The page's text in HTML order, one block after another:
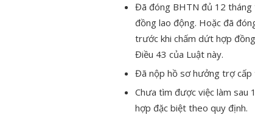
Đã đóng BHTN đủ 12
đồng lao động. Hoặc đã
trước khi chấm dứt hợp
Điều 43 của Luật này.
Đã nộp hồ sơ hưởng trợ
Chưa tìm được việc làm
hợp đặc biệt theo quy định.